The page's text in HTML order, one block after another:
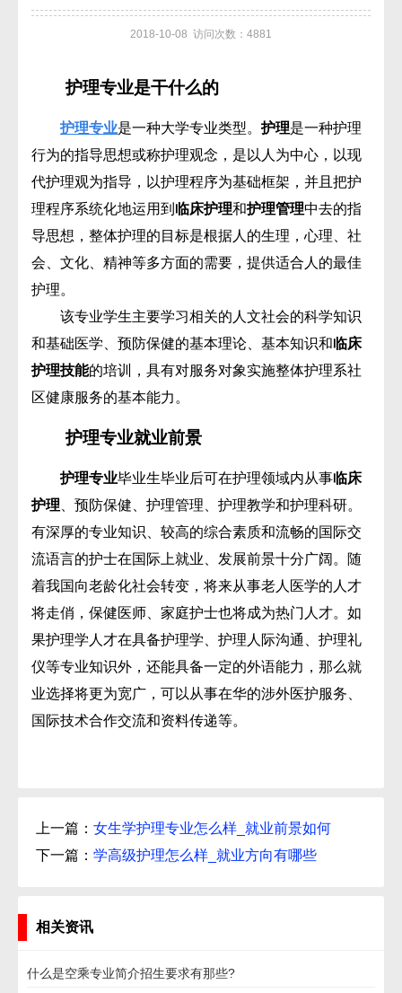
2018-10-08 访问次数：4881
护理专业是干什么的
护理专业是一种大学专业类型。 护理是一种护理
行为的指导思想或称护理观念，是以人为中心，以现
代护理观为指导，以护理程序为基础框架，并且把护
理程序系统化地运用到 临床护理和护理管理中去的指
导思想，整体护理的目标是根据人的生理，心理、社
会、文化、精神等多方面的需要，提供适合人的最佳
护理。
该专业学生主要学习相关的人文社会的科学知识
和基础医学、预防保健的基本理论、基本知识和临床
护理技能的培训，具有对服务对象实施整体护理系社
区健康服务的基本能力。
护理专业就业前景
护理专业毕业生毕业后可在护理领域内从事临床
护理 、预防保健、护理管理、护理教学和护理科研。
有深厚的专业知识、较高的综合素质和流畅的国际交
流语言的护士在国际上就业、发展前景十分广阔。随
着我国向老龄化社会转变，将来从事老人医学的人才
将走俏，保健医师、家庭护士也将成为热门人才。如
果护理学人才在具备护理学、护理人际沟通、护理礼
仪等专业知识外，还能具备一定的外语能力，那么就
业选择将更为宽广，可以从事在华的涉外医护服务、
国际技术合作交流和资料传递等。
上一篇： 女生学护理专业怎么样_就业前景如何
下一篇： 学高级护理怎么样_就业方向有哪些
相关资讯
什么是空乘专业简介招生要求有那些?